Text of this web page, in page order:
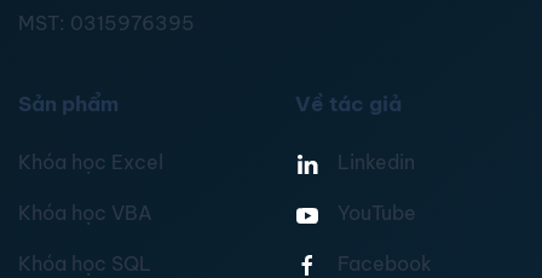
MST: 0315976395
Sản phẩm
Khóa học Excel
Khóa học VBA
Khóa học SQL
Về tác giả
Linkedin
YouTube
Facebook